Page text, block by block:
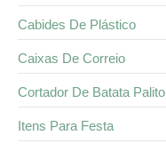
Cabides De Plástico
Caixas De Correio
Cortador De Batata Palito
Itens Para Festa